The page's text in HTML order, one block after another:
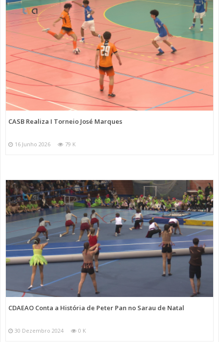
CASB Realiza I Torneio José Marques
16 Junho 2026 79 K
CDAEAO Conta a História de Peter Pan no Sarau de Natal
30 Dezembro 2024 0 K